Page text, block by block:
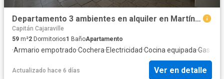
Departamento 3 ambientes en alquiler en Martínez
Capitán Cajaraville
59 m²2 Dormitorios1 BañoApartamento
·Armario empotrado·Cochera·Electricidad·Cocina equipada·Gas
Actualizado hace 6 días Ver en detalle